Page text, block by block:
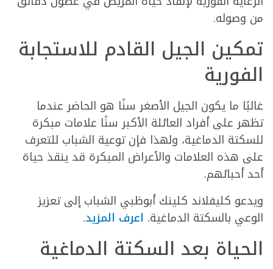
من وصوله.
تمكين الجيل القادم للاستجابة
الفورية
غالبًا ما يكون الجيل الأصغر سنًا هو الحاضر عندما
تظهر على أفراد العائلة الأكبر سنًا علامات مبكرة
للسكتة الدماغية، ولهذا فإن توعية الشباب للتعرف
على هذه العلامات والأعراض المبكرة قد ينقذ حياة
أحد أحبائهم.
ويدعو كليفلاند كلينك أبوظبي الشباب إلى تعزيز
الوعي بالسكتة الدماغية. اعرف المزيد.
الحياة بعد السكتة الدماغية